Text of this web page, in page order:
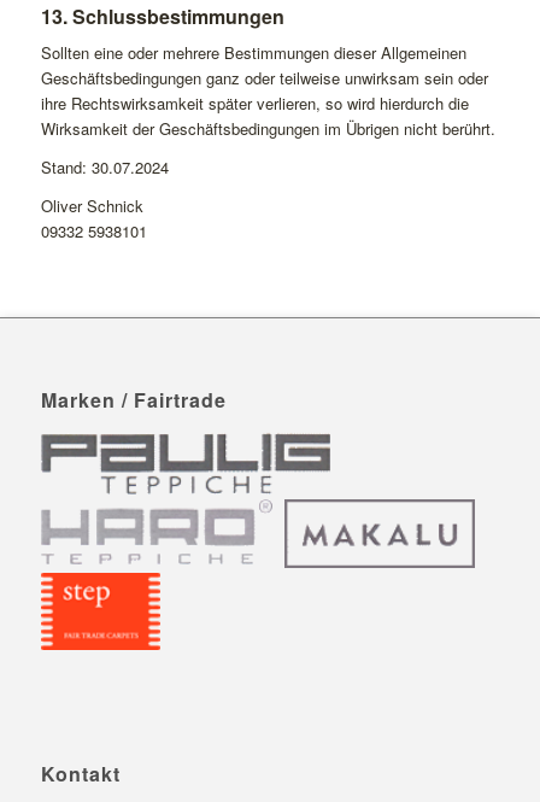
13. Schlussbestimmungen
Sollten eine oder mehrere Bestimmungen dieser Allgemeinen
Geschäftsbedingungen ganz oder teilweise unwirksam sein oder
ihre Rechtswirksamkeit später verlieren, so wird hierdurch die
Wirksamkeit der Geschäftsbedingungen im Übrigen nicht berührt.
Stand: 30.07.2024
Oliver Schnick
09332 5938101
Marken / Fairtrade
Kontakt